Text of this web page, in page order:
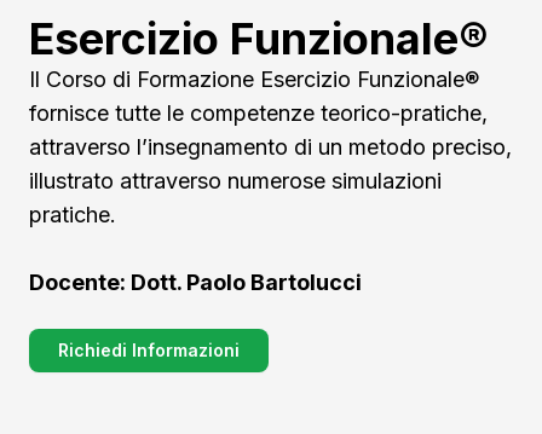
Esercizio Funzionale®
Il Corso di Formazione Esercizio Funzionale®
fornisce tutte le competenze teorico-pratiche,
attraverso l’insegnamento di un metodo preciso,
illustrato attraverso numerose simulazioni
pratiche.
Docente: Dott. Paolo Bartolucci
Richiedi Informazioni